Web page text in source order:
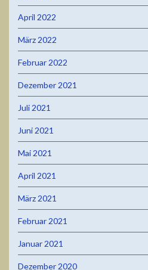
April 2022
März 2022
Februar 2022
Dezember 2021
Juli 2021
Juni 2021
Mai 2021
April 2021
März 2021
Februar 2021
Januar 2021
Dezember 2020